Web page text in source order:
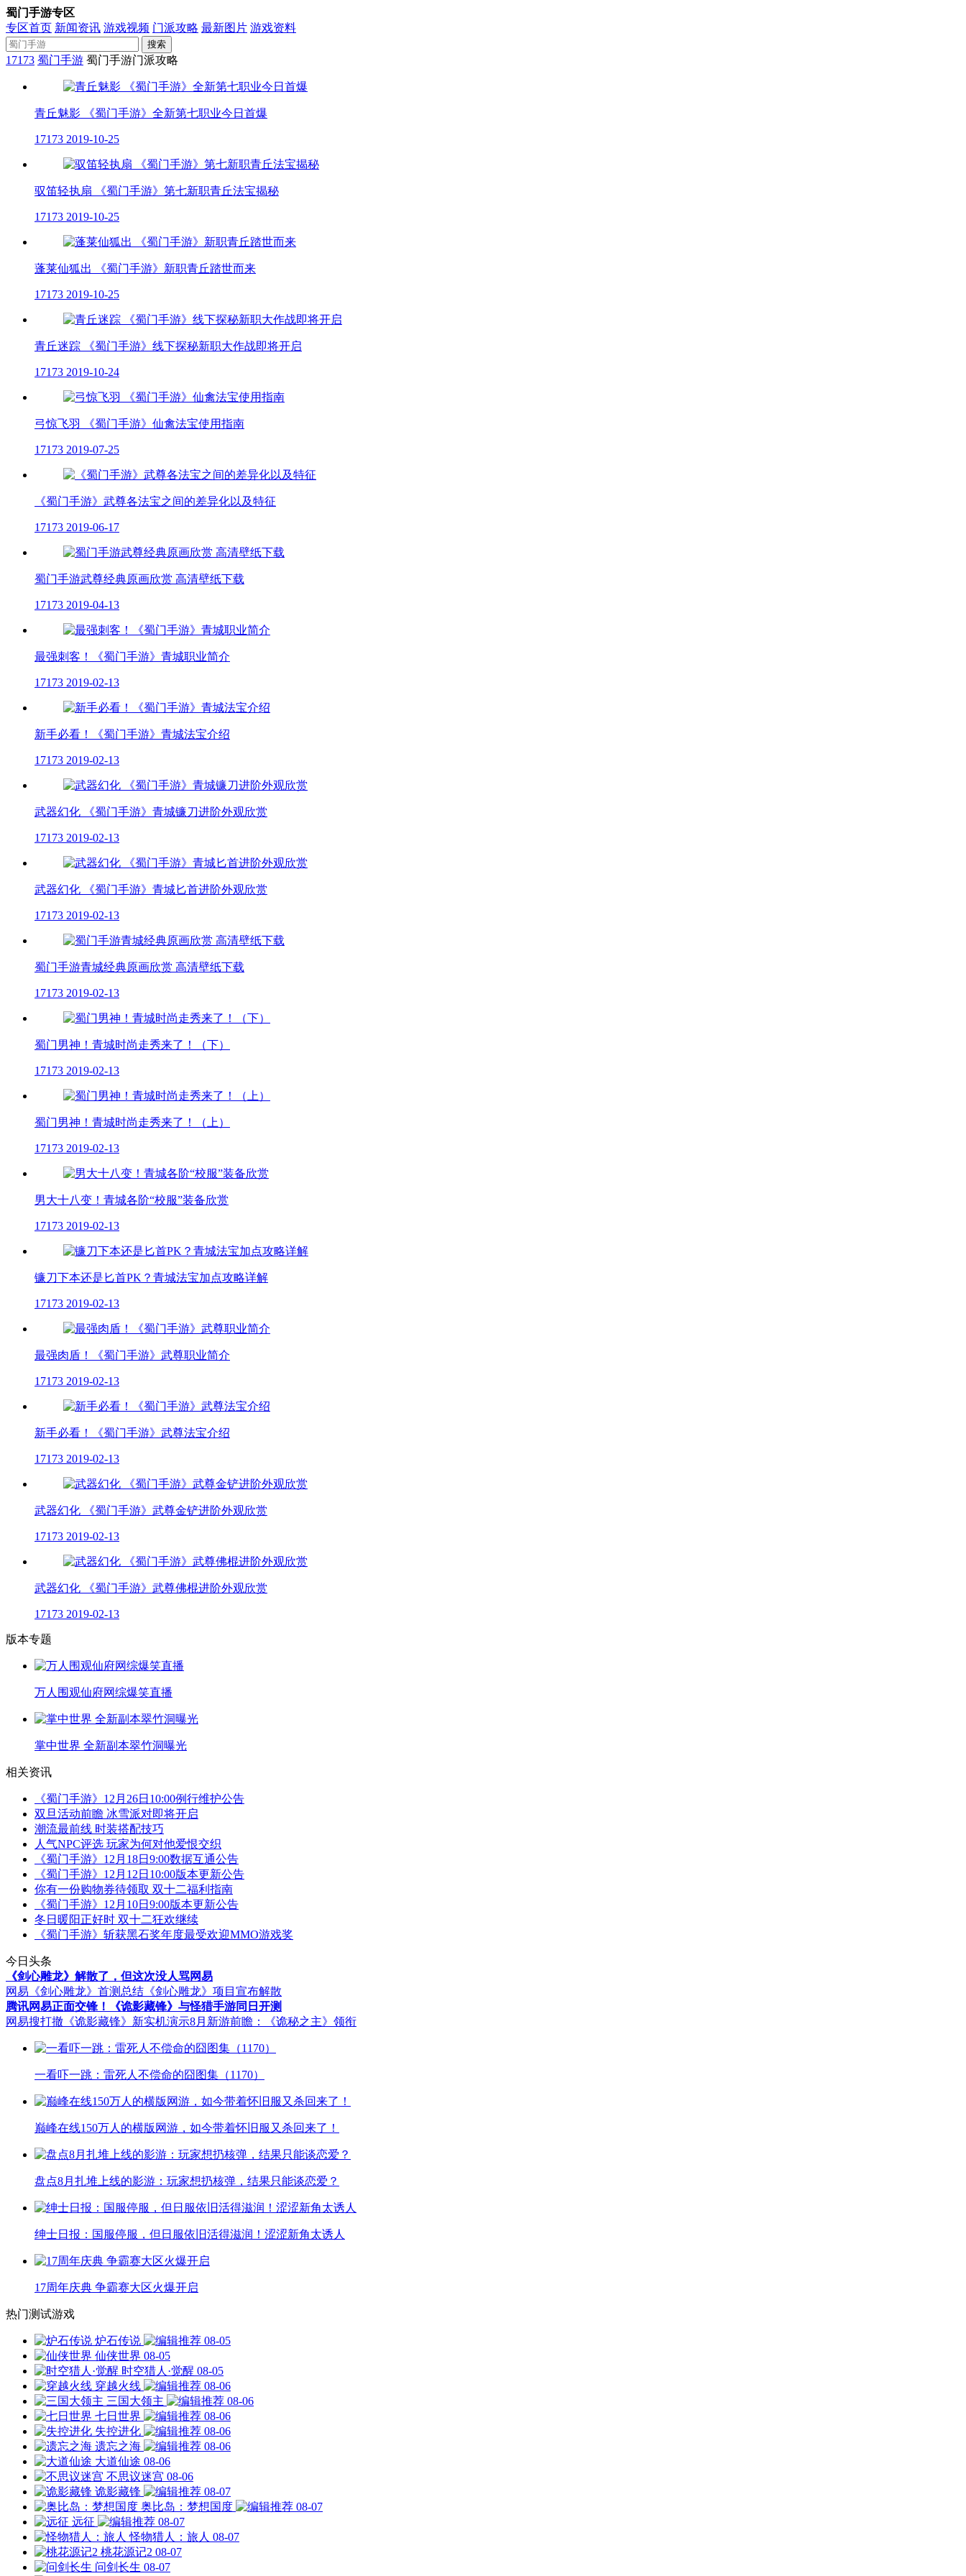
蜀门手游专区
专区首页 新闻资讯 游戏视频 门派攻略 最新图片 游戏资料
搜索
17173 蜀门手游 蜀门手游门派攻略
青丘魅影 《蜀门手游》全新第七职业今日首爆
17173 2019-10-25
驭笛轻执扇 《蜀门手游》第七新职青丘法宝揭秘
17173 2019-10-25
蓬莱仙狐出 《蜀门手游》新职青丘踏世而来
17173 2019-10-25
青丘迷踪 《蜀门手游》线下探秘新职大作战即将开启
17173 2019-10-24
弓惊飞羽 《蜀门手游》仙禽法宝使用指南
17173 2019-07-25
《蜀门手游》武尊各法宝之间的差异化以及特征
17173 2019-06-17
蜀门手游武尊经典原画欣赏 高清壁纸下载
17173 2019-04-13
最强刺客！《蜀门手游》青城职业简介
17173 2019-02-13
新手必看！《蜀门手游》青城法宝介绍
17173 2019-02-13
武器幻化 《蜀门手游》青城镰刀进阶外观欣赏
17173 2019-02-13
武器幻化 《蜀门手游》青城匕首进阶外观欣赏
17173 2019-02-13
蜀门手游青城经典原画欣赏 高清壁纸下载
17173 2019-02-13
蜀门男神！青城时尚走秀来了！（下）
17173 2019-02-13
蜀门男神！青城时尚走秀来了！（上）
17173 2019-02-13
男大十八变！青城各阶“校服”装备欣赏
17173 2019-02-13
镰刀下本还是匕首PK？青城法宝加点攻略详解
17173 2019-02-13
最强肉盾！《蜀门手游》武尊职业简介
17173 2019-02-13
新手必看！《蜀门手游》武尊法宝介绍
17173 2019-02-13
武器幻化 《蜀门手游》武尊金铲进阶外观欣赏
17173 2019-02-13
武器幻化 《蜀门手游》武尊佛棍进阶外观欣赏
17173 2019-02-13
版本专题
万人围观仙府网综爆笑直播
掌中世界 全新副本翠竹洞曝光
相关资讯
《蜀门手游》12月26日10:00例行维护公告
双旦活动前瞻 冰雪派对即将开启
潮流最前线 时装搭配技巧
人气NPC评选 玩家为何对他爱恨交织
《蜀门手游》12月18日9:00数据互通公告
《蜀门手游》12月12日10:00版本更新公告
你有一份购物券待领取 双十二福利指南
《蜀门手游》12月10日9:00版本更新公告
冬日暖阳正好时 双十二狂欢继续
《蜀门手游》斩获黑石奖年度最受欢迎MMO游戏奖
今日头条
《剑心雕龙》解散了，但这次没人骂网易
网易《剑心雕龙》首测总结 《剑心雕龙》项目宣布解散
腾讯网易正面交锋！《诡影藏锋》与怪猎手游同日开测
网易搜打撤《诡影藏锋》新实机演示8月新游前瞻：《诡秘之主》领衔
一看吓一跳：雷死人不偿命的囧图集（1170）
巅峰在线150万人的横版网游，如今带着怀旧服又杀回来了！
盘点8月扎堆上线的影游：玩家想扔核弹，结果只能谈恋爱？
绅士日报：国服停服，但日服依旧活得滋润！涩涩新角太诱人
17周年庆典 争霸赛大区火爆开启
热门测试游戏
炉石传说
08-05
仙侠世界 08-05
时空猎人·觉醒 08-05
穿越火线
08-06
三国大领主
08-06
七日世界
08-06
失控进化
08-06
遗忘之海
08-06
大道仙途 08-06
不思议迷宫 08-06
诡影藏锋
08-07
奥比岛：梦想国度
08-07
远征
08-07
怪物猎人：旅人 08-07
桃花源记2 08-07
问剑长生 08-07